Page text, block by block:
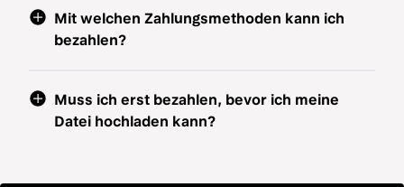
Mit welchen Zahlungsmethoden kann ich
bezahlen?
Muss ich erst bezahlen, bevor ich meine
Datei hochladen kann?